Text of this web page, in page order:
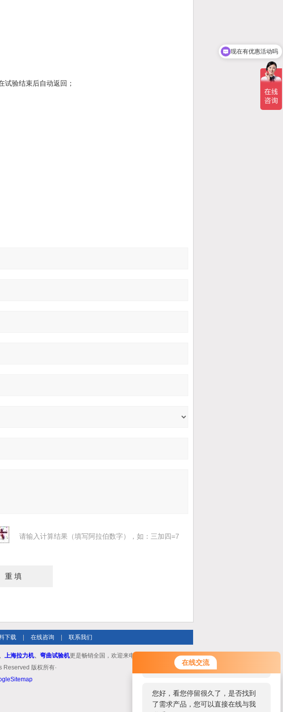
在线交流
您好！欢迎前来咨询，很高兴为您
服务，请问您要咨询什么问题呢？
您好，看您停留很久了，是否找到
了需求产品，您可以直接在线与我
试验结束后自动返回；
请输入计算结果（填写阿拉伯数字），如：三加四=7
下载 在线咨询 联系我们
上海拉力机、 弯曲试验机更是畅销全国，欢迎来电咨询！
Reserved 版权所有·
现在有优惠活动吗